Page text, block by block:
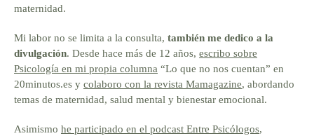
maternidad.
Mi labor no se limita a la consulta, también me dedico a la
divulgación. Desde hace más de 12 años, escribo sobre
Psicología en mi propia columna “Lo que no nos cuentan” en
20minutos.es y colaboro con la revista Mamagazine, abordando
temas de maternidad, salud mental y bienestar emocional.
Asimismo he participado en el podcast Entre Psicólogos,